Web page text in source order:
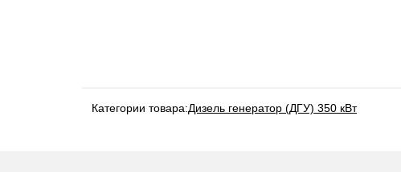
Категории товара:Дизель генератор (ДГУ) 350 кВт